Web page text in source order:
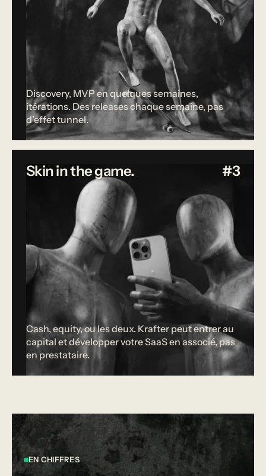
Discovery, MVP en quelques semaines,
itérations. Des releases chaque semaine, pas
d’effet tunnel.
Skin in the game. #3
Cash, equity, ou les deux. Krafter peut entrer au
capital et développer votre SaaS en associé, pas
en prestataire.
EN CHIFFRES